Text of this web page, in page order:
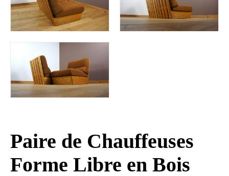
Paire de Chauffeuses
Forme Libre en Bois